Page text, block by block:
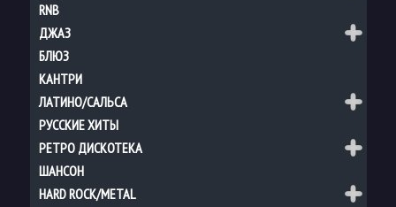
RNB
ДЖАЗ
БЛЮЗ
КАНТРИ
ЛАТИНО/САЛЬСА
РУССКИЕ ХИТЫ
РЕТРО ДИСКОТЕКА
ШАНСОН
HARD ROCK/METAL